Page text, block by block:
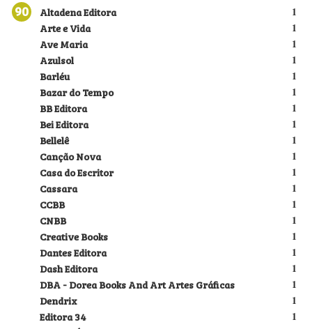
90 1
Altadena Editora
1
Arte e Vida
1
Ave Maria
1
Azulsol
1
Barléu
1
Bazar do Tempo
1
BB Editora
1
Bei Editora
1
Bellelê
1
Canção Nova
1
Casa do Escritor
1
Cassara
1
CCBB
1
CNBB
1
Creative Books
1
Dantes Editora
1
Dash Editora
1
DBA - Dorea Books And Art Artes Gráficas
1
Dendrix
1
Editora 34